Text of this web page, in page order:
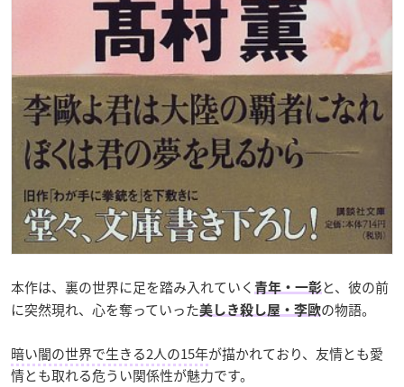
本作は、裏の世界に足を踏み入れていく 青年・一彰と、彼の前
に突然現れ、心を奪っていった美しき殺し屋・李歐の物語。
暗い闇の世界で生きる2人の15年が描かれており、友情とも愛
情とも取れる危うい関係性が魅力です。